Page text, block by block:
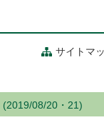
サイトマ
(2019/08/20・21)